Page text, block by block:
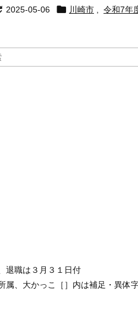
2025-05-06  川崎市 , 令和7年
退職は３月３１日付
属、大かっこ［］内は補足・異体